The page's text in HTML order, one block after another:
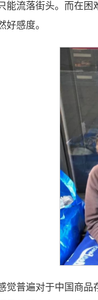
能流落街头。而在
好感度。
觉普遍对于中国商